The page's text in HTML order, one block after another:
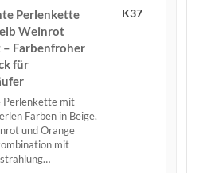
Perlenkette
Weinrot
Farbenfroher
für
Perlenkette mit
Farben in Beige,
und Orange
mit
K37